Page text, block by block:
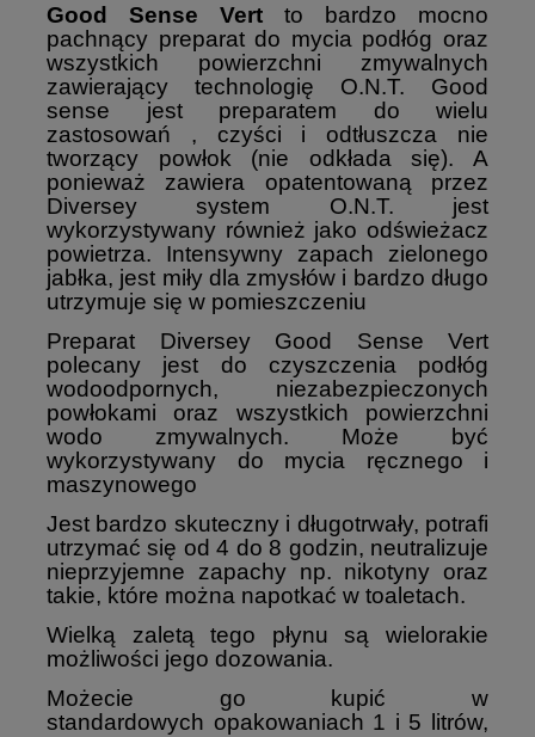
Good Sense Vert to bardzo mocno
pachnący preparat do mycia podłóg oraz
wszystkich powierzchni zmywalnych
zawierający technologię O.N.T. Good
sense jest preparatem do wielu
zastosowań , czyści i odtłuszcza nie
tworzący powłok (nie odkłada się). A
ponieważ zawiera opatentowaną przez
Diversey system O.N.T. jest
wykorzystywany również jako odświeżacz
powietrza. Intensywny zapach zielonego
jabłka, jest miły dla zmysłów i bardzo długo
utrzymuje się w pomieszczeniu
Preparat Diversey Good Sense Vert
polecany jest do czyszczenia podłóg
wodoodpornych, niezabezpieczonych
powłokami oraz wszystkich powierzchni
wodo zmywalnych. Może być
wykorzystywany do mycia ręcznego i
maszynowego
Jest bardzo skuteczny i długotrwały, potrafi
utrzymać się od 4 do 8 godzin, neutralizuje
nieprzyjemne zapachy np. nikotyny oraz
takie, które można napotkać w toaletach.
Wielką zaletą tego płynu są wielorakie
możliwości jego dozowania.
Możecie go kupić w
standardowych opakowaniach 1 i 5 litrów,